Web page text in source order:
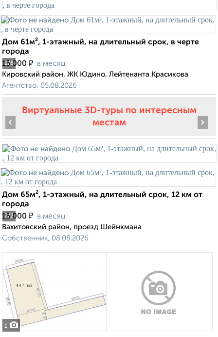
2/8
Дом 61м², 1-этажный, на длительный срок, в черте
города
15 000 ₽ в месяц
Кировский район, ЖК Юдино, Лейтенанта Красикова
Агентство, 05.08.2026
Виртуальные 3D-туры по интересным
местам
2/2
‹ ›
Дом 65м², 1-этажный, на длительный срок, 12 км от
города
15 000 ₽ в месяц
Вахитовский район, проезд Шейнкмана
Собственник, 08.08.2026
1